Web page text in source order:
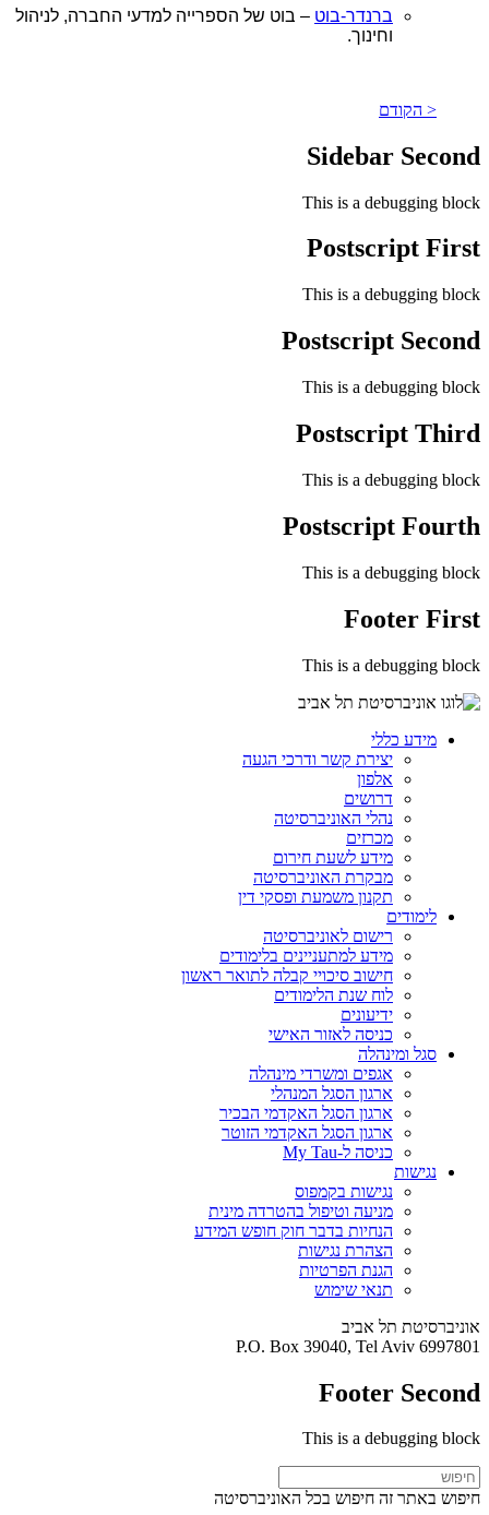
ברנדר-בוט – בוט של הספרייה למדעי החברה, לניהול
וחינוך.
< הקודם
Sidebar Second
This is a debugging block
Postscript First
This is a debugging block
Postscript Second
This is a debugging block
Postscript Third
This is a debugging block
Postscript Fourth
This is a debugging block
Footer First
This is a debugging block
מידע כללי
יצירת קשר ודרכי הגעה
אלפון
דרושים
נהלי האוניברסיטה
מכרזים
מידע לשעת חירום
מבקרת האוניברסיטה
תקנון משמעת ופסקי דין
לימודים
רישום לאוניברסיטה
מידע למתעניינים בלימודים
חישוב סיכויי קבלה לתואר ראשון
לוח שנת הלימודים
ידיעונים
כניסה לאזור האישי
סגל ומינהלה
אגפים ומשרדי מינהלה
ארגון הסגל המנהלי
ארגון הסגל האקדמי הבכיר
ארגון הסגל האקדמי הזוטר
כניסה ל-My Tau
נגישות
נגישות בקמפוס
מניעה וטיפול בהטרדה מינית
הנחיות בדבר חוק חופש המידע
הצהרת נגישות
הגנת הפרטיות
תנאי שימוש
אוניברסיטת תל אביב
P.O. Box 39040, Tel Aviv 6997801
Footer Second
This is a debugging block
חיפוש באתר זה חיפוש בכל האוניברסיטה